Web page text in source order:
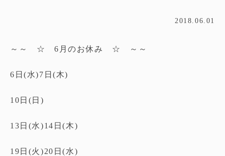
2018.06.01
～～ ☆ 6月のお休み ☆ ～～
6日(水)7日(木)
10日(日)
13日(水)14日(木)
19日(火)20日(水)